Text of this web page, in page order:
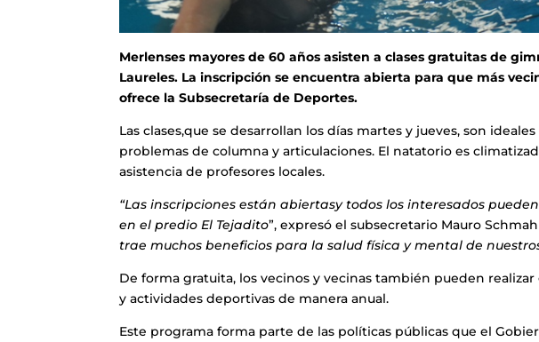
Merlenses mayores de 60 años asisten a clases gratuitas de
Laureles. La inscripción se encuentra abierta para que más
ofrece la Subsecretaría de Deportes.
Las clases,que se desarrollan los días martes y jueves, son
problemas de columna y articulaciones. El natatorio es
asistencia de profesores locales.
“Las inscripciones están abiertasy todos los interesados
en el predio El Tejadito”, expresó el subsecretario Mauro
trae muchos beneficios para la salud física y mental de
De forma gratuita, los vecinos y vecinas también pueden
y actividades deportivas de manera anual.
Este programa forma parte de las políticas públicas que el